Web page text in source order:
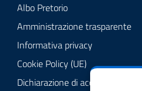
Albo Pretorio
Amministrazione trasparente
Informativa privacy
Cookie Policy (UE)
Dichiarazione di accessibilità